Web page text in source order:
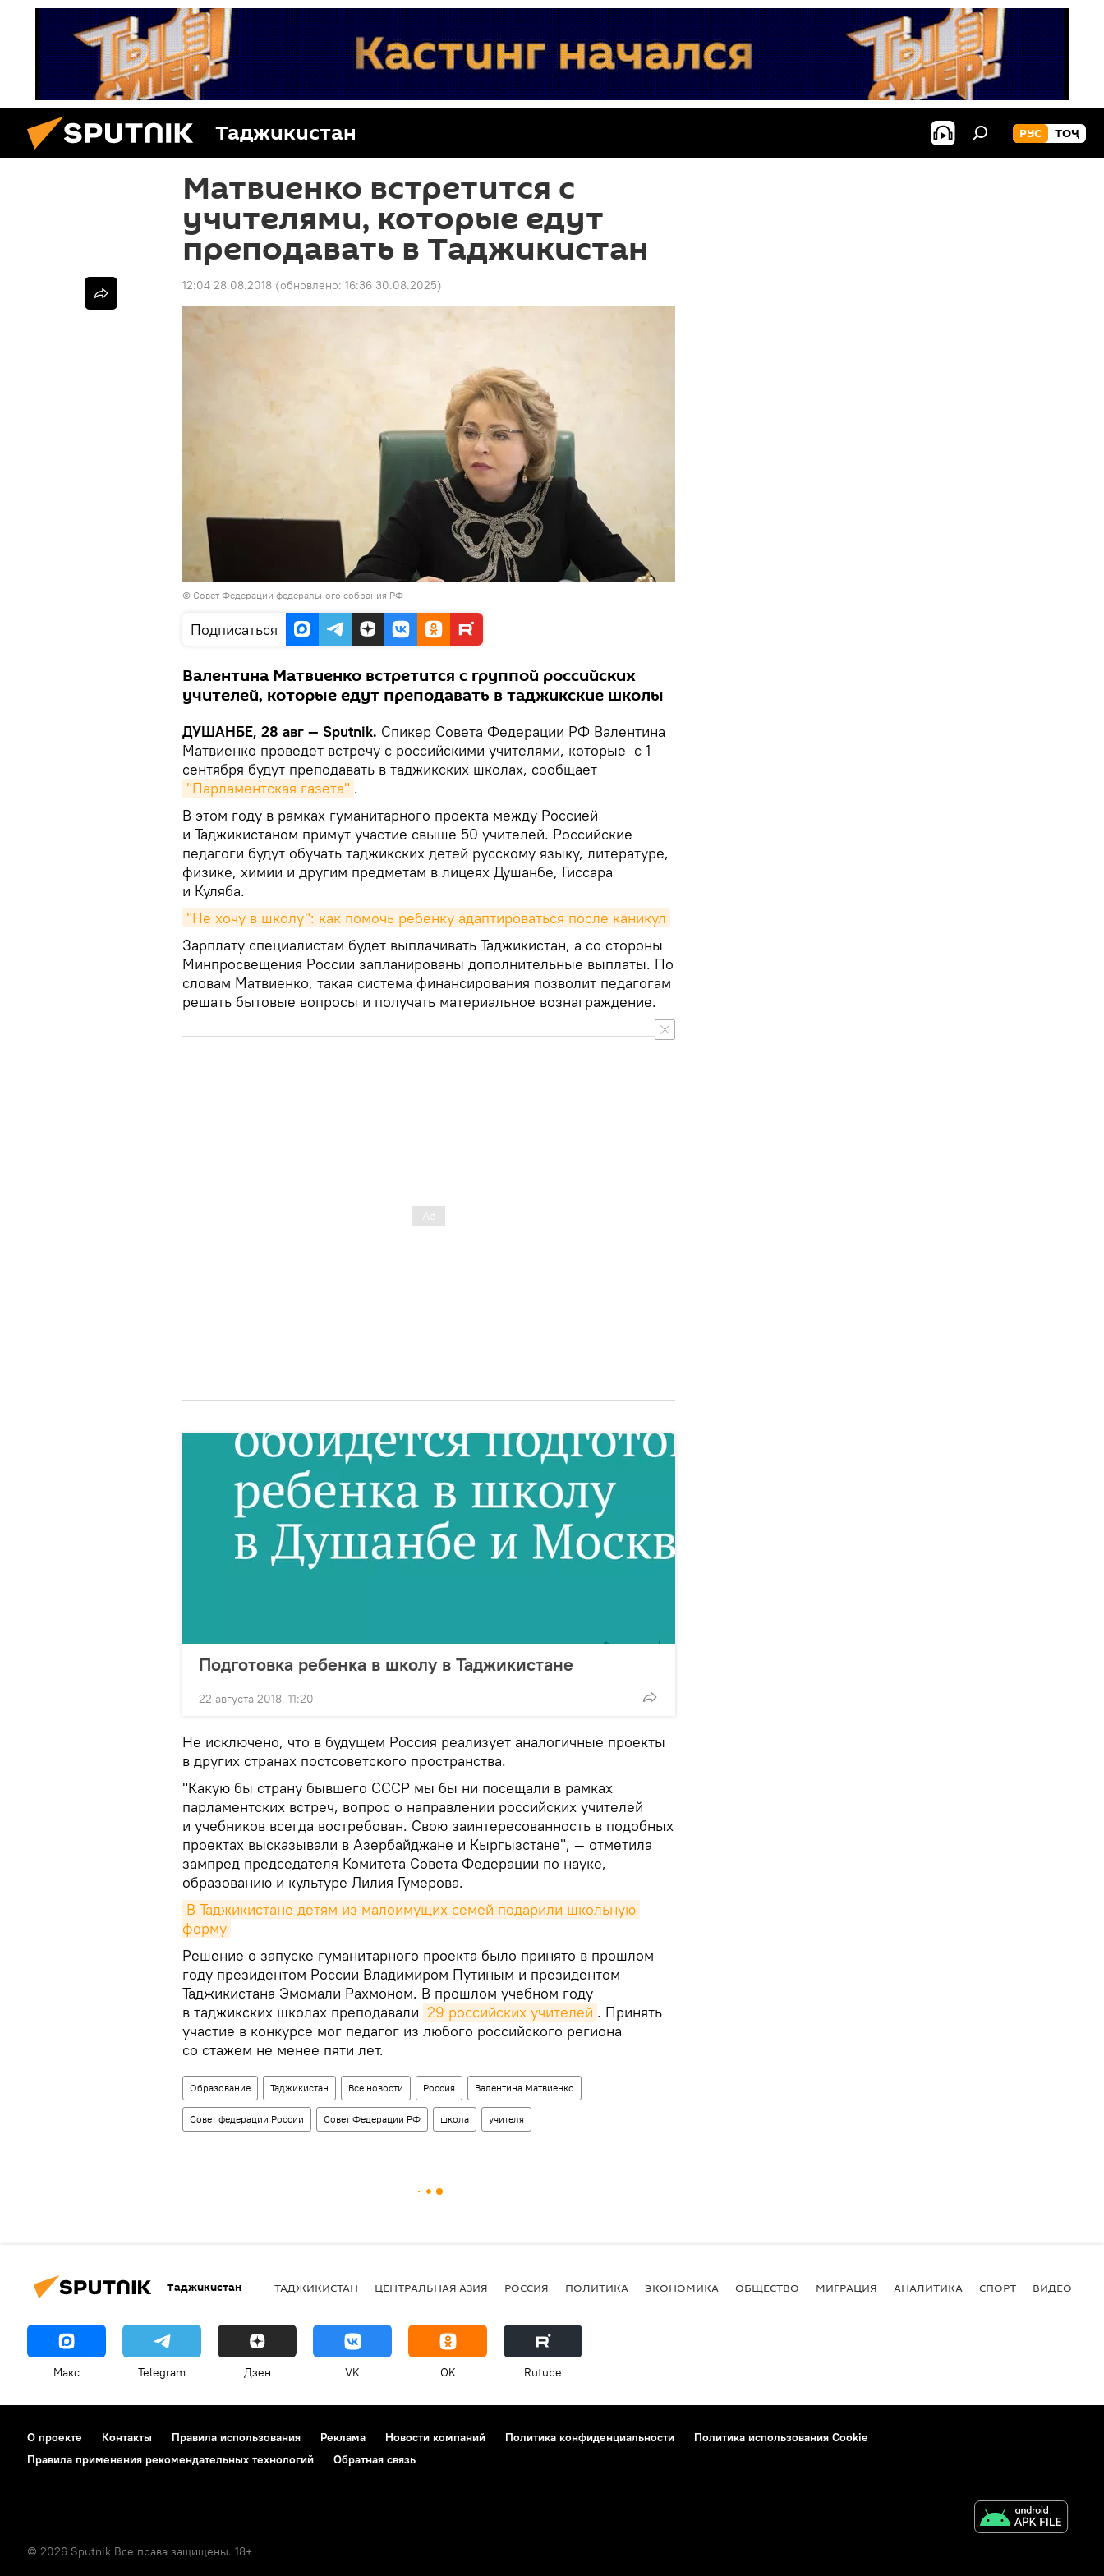
Таджикистан РУС ТОҶ
Матвиенко встретится с
учителями, которые едут
преподавать в Таджикистан
12:04 28.08.2018 (обновлено: 16:36 30.08.2025)
© Совет Федерации федерального собрания РФ
Подписаться
Валентина Матвиенко встретится с группой российских
учителей, которые едут преподавать в таджикские школы
ДУШАНБЕ, 28 авг — Sputnik. Спикер Совета Федерации РФ Валентина
Матвиенко проведет встречу с российскими учителями, которые с 1
сентября будут преподавать в таджикских школах, сообщает
"Парламентская газета" .
В этом году в рамках гуманитарного проекта между Россией
и Таджикистаном примут участие свыше 50 учителей. Российские
педагоги будут обучать таджикских детей русскому языку, литературе,
физике, химии и другим предметам в лицеях Душанбе, Гиссара
и Куляба.
"Не хочу в школу": как помочь ребенку адаптироваться после каникул
Зарплату специалистам будет выплачивать Таджикистан, а со стороны
Минпросвещения России запланированы дополнительные выплаты. По
словам Матвиенко, такая система финансирования позволит педагогам
решать бытовые вопросы и получать материальное вознаграждение.
Подготовка ребенка в школу в Таджикистане
22 августа 2018, 11:20
Не исключено, что в будущем Россия реализует аналогичные проекты
в других странах постсоветского пространства.
"Какую бы страну бывшего СССР мы бы ни посещали в рамках
парламентских встреч, вопрос о направлении российских учителей
и учебников всегда востребован. Свою заинтересованность в подобных
проектах высказывали в Азербайджане и Кыргызстане", — отметила
зампред председателя Комитета Совета Федерации по науке,
образованию и культуре Лилия Гумерова.
В Таджикистане детям из малоимущих семей подарили школьную
форму
Решение о запуске гуманитарного проекта было принято в прошлом
году президентом России Владимиром Путиным и президентом
Таджикистана Эмомали Рахмоном. В прошлом учебном году
в таджикских школах преподавали 29 российских учителей . Принять
участие в конкурсе мог педагог из любого российского региона
со стажем не менее пяти лет.
Образование Таджикистан Все новости Россия Валентина Матвиенко
Совет федерации России Совет Федерации РФ школа учителя
Таджикистан ТАДЖИКИСТАН ЦЕНТРАЛЬНАЯ АЗИЯ РОССИЯ ПОЛИТИКА ЭКОНОМИКА ОБЩЕСТВО МИГРАЦИЯ АНАЛИТИКА СПОРТ ВИДЕО
Макс Telegram Дзен VK OK Rutube
О проекте Контакты Правила использования Реклама Новости компаний Политика конфиденциальности
Политика использования Cookie
Правила применения рекомендательных технологий
Обратная связь
© 2026 Sputnik Все права защищены. 18+